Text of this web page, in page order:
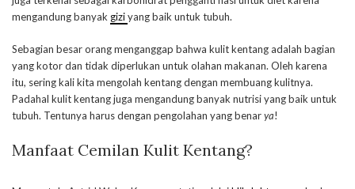
mengandung banyak giziyang baik untuk tubuh.
Sebagian besar orang menganggap bahwa kulit kentang adalah bagian
yang kotor dan tidak diperlukan untuk olahan makanan. Oleh karena
itu, sering kali kita mengolah kentang dengan membuang kulitnya.
Padahal kulit kentang juga mengandung banyak nutrisi yang baik untuk
tubuh. Tentunya harus dengan pengolahan yang benarya!
Manfaat Cemilan Kulit Kentang?